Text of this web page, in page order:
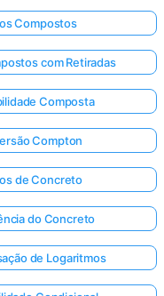
Compostos
com Retiradas
Composta
Compton
de Concreto
do Concreto
de Logaritmos